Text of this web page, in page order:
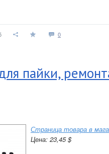
0
пайки,
Страница товара в
Цена: 23,45 $